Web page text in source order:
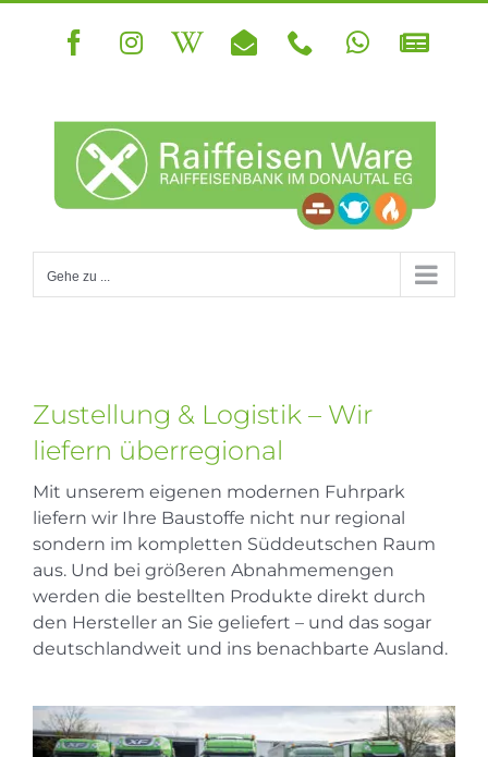
FacebookInstagramWikipedia
E-
TelefonWhatsApp
Gehe zu ...
Zustellung & Logistik – Wir
liefern überregional
Mit unserem eigenen modernen Fuhrpark
liefern wir Ihre Baustoffe nicht nur regional
sondern im kompletten Süddeutschen Raum
aus. Und bei größeren Abnahmemengen
werden die bestellten Produkte direkt durch
den Hersteller an Sie geliefert – und das sogar
deutschlandweit und ins benachbarte Ausland.